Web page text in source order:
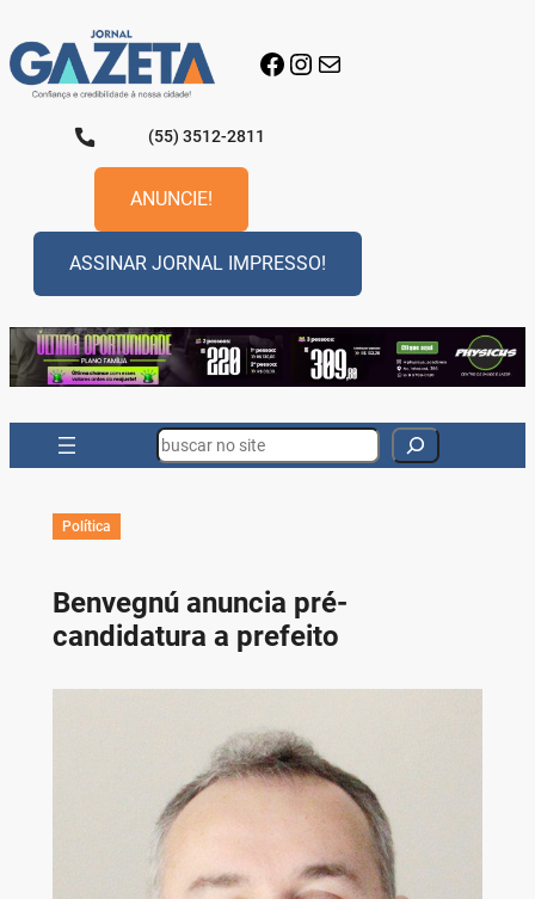
para
o
conteúdo
Facebook
Instagram
E-mail
(55) 3512-2811
ANUNCIE!
ASSINAR JORNAL IMPRESSO!
Search
Política
Benvegnú anuncia pré-
candidatura a prefeito